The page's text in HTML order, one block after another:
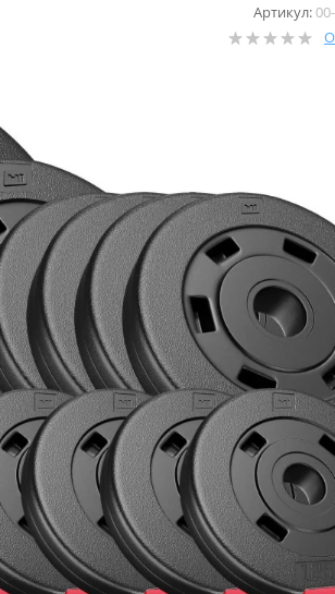
Артикул: